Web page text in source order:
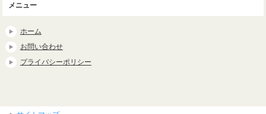
メニュー
ホーム
お問い合わせ
プライバシーポリシー